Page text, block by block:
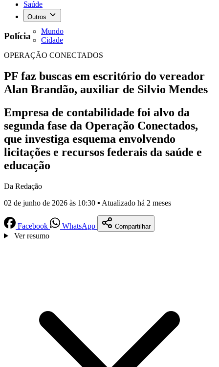
Saúde
Outros
Mundo
Cidade
Polícia
OPERAÇÃO CONECTADOS
PF faz buscas em escritório do vereador
Alan Brandão, auxiliar de Silvio Mendes
Empresa de contabilidade foi alvo da
segunda fase da Operação Conectados,
que investiga esquema envolvendo
licitações e recursos federais da saúde e
educação
Da Redação
02 de junho de 2026 às 10:30 ▪ Atualizado há 2 meses
Facebook WhatsApp Compartilhar
Ver resumo